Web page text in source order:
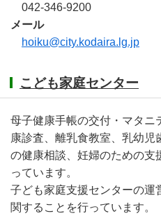
042-346-9200
メール
hoiku@city.kodaira.lg.jp
こども家庭センター
母子健康手帳の交付・マタニ
康診査、離乳食教室、乳幼
の健康相談、妊婦のための支
っています。
子ども家庭支援センターの運
関することを行っています。